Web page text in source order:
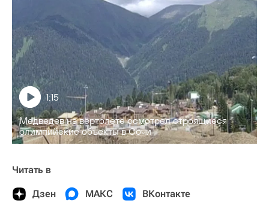
Медведев на вертолете осмотрел строящиеся
олимпийские объекты в Сочи
1:15
Читать в
Дзен МАКС ВКонтакте